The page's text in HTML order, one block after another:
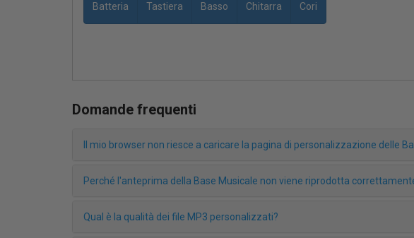
Batteria Tastiera Basso Chitarra
Cori
Domande frequenti
Il mio browser non riesce a caricare la pagina di personalizzazione delle
Perché l'anteprima della Base Musicale non viene riprodotta
Qual è la qualità dei file MP3 personalizzati?